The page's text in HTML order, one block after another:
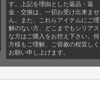
す。上記を理由とした返品・返
金・交換は、一切お受け出来ませ
ん。また、これらアイテムにご理
解のない方、どこまでもシリアス
な方はご購入をお控え下さい。何
方様もご理解、ご容赦の程宜しく
お願い申し上げます。